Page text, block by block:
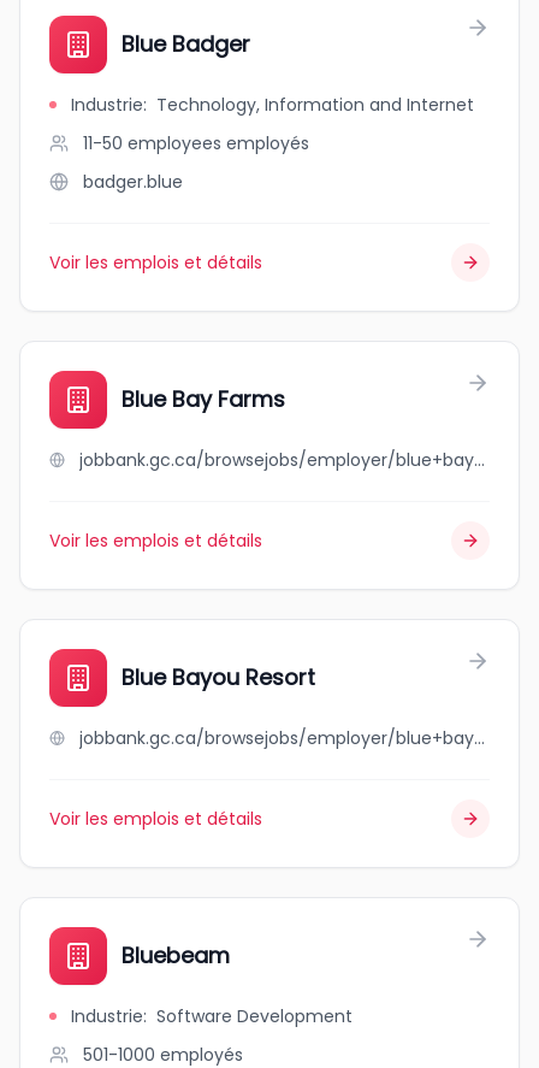
Blue Badger
Industrie: Technology, Information and Internet
11-50 employees employés
badger.blue
Voir les emplois et détails
Blue Bay Farms
jobbank.gc.ca/browsejobs/employer/blue+bay+farms/ca
Voir les emplois et détails
Blue Bayou Resort
jobbank.gc.ca/browsejobs/employer/blue+bayou+resort/ca
Voir les emplois et détails
Bluebeam
Industrie: Software Development
501-1000 employés